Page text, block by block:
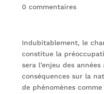
0 commentaires
Indubitablement, le
constitue la
sera l’enjeu des
conséquences sur la
de phénomènes